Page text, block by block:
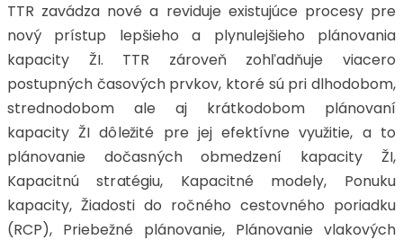
TTR zavádza nové a reviduje existujúce procesy pre
nový prístup lepšieho a plynulejšieho plánovania
kapacity ŽI. TTR zároveň zohľadňuje viacero
postupných časových prvkov, ktoré sú pri dlhodobom,
strednodobom ale aj krátkodobom plánovaní
kapacity ŽI dôležité pre jej efektívne využitie, a to
plánovanie dočasných obmedzení kapacity ŽI,
Kapacitnú stratégiu, Kapacitné modely, Ponuku
kapacity, Žiadosti do ročného cestovného poriadku
(RCP), Priebežné plánovanie, Plánovanie vlakových